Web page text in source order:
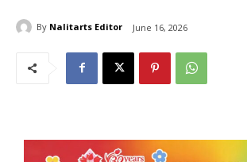
By Nalitarts Editor June 16, 2026